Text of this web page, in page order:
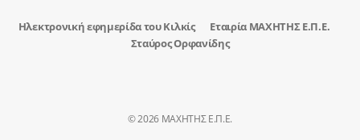
Ηλεκτρονική εφημερίδα του Κιλκίς
Εταιρία ΜΑΧΗΤΗΣ Ε.Π.Ε.
Σταύρος Ορφανίδης
© 2026 ΜΑΧΗΤΗΣ Ε.Π.Ε.